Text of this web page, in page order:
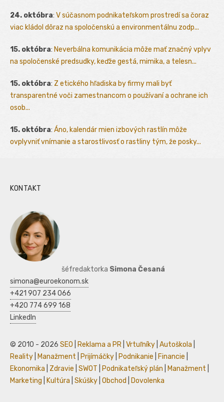
24. októbra: V súčasnom podnikateľskom prostredí sa čoraz
viac kládol dôraz na spoločenskú a environmentálnu zodp...
15. októbra: Neverbálna komunikácia môže mať značný vplyv
na spoločenské predsudky, keďže gestá, mimika, a telesn...
15. októbra: Z etického hľadiska by firmy mali byť
transparentné voči zamestnancom o používaní a ochrane ich
osob...
15. októbra: Áno, kalendár mien izbových rastlín môže
ovplyvniť vnímanie a starostlivosť o rastliny tým, že posky...
KONTAKT
šéfredaktorka Simona Česaná
simona@euroekonom.sk
+421 907 234 066
+420 774 699 168
LinkedIn
© 2010 - 2026 SEO Reklama a PR Vrtuľníky Autoškola
Reality
Manažment Prijímáčky Podnikanie Financie
Ekonomika
Zdravie SWOT Podnikateľský plán Manažment
Marketing
Kultúra Skúšky Obchod Dovolenka